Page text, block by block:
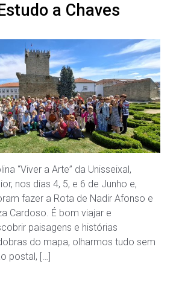
a Chaves
“Viver a Arte” da Unisseixal,
nos dias 4, 5, e 6 de Junho e,
fazer a Rota de Nadir Afonso e
Cardoso. É bom viajar e
paisagens e histórias
do mapa, olharmos tudo sem
postal, […]